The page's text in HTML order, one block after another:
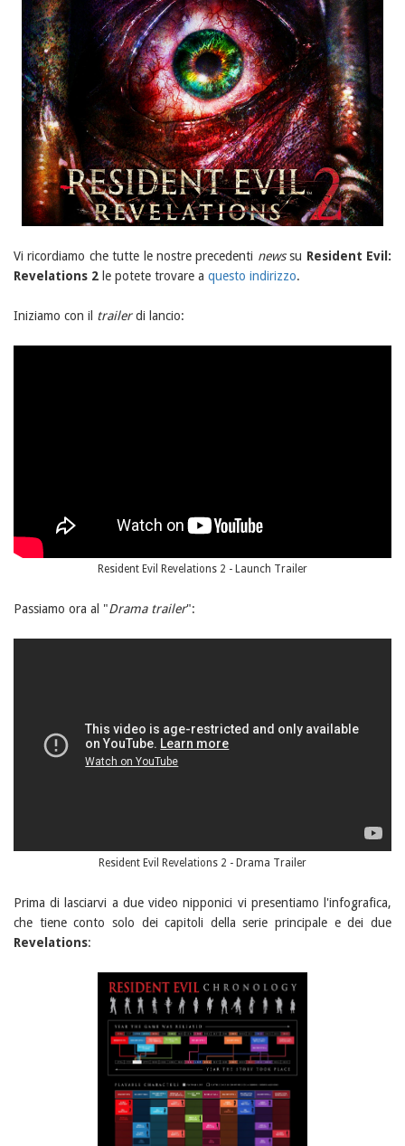
Vi ricordiamo che tutte le nostre precedenti newssu Resident Evil:
Revelations 2 le potete trovare a questo indirizzo.
Iniziamo con il trailerdi lancio:
Resident Evil Revelations 2 - Launch Trailer
Passiamo ora al "Drama trailer":
Resident Evil Revelations 2 - Drama Trailer
Prima di lasciarvi a due video nipponici vi presentiamo l'infografica,
che tiene conto solo dei capitoli della serie principale e dei due
Revelations: